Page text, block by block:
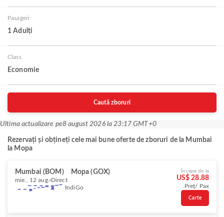
Pasageri
1 Adulți
Class
Economie
Caută zboruri
Ultima actualizare pe8 august 2026 la 23:17 GMT+0
Rezervați și obțineți cele mai bune oferte de zboruri de la Mumbai
la Mopa
Mumbai (BOM) Mopa (GOX)
mie., 12 aug. Direct
IndiGo
Începe de la
US$ 28.88
Preț/ Pax
Carte